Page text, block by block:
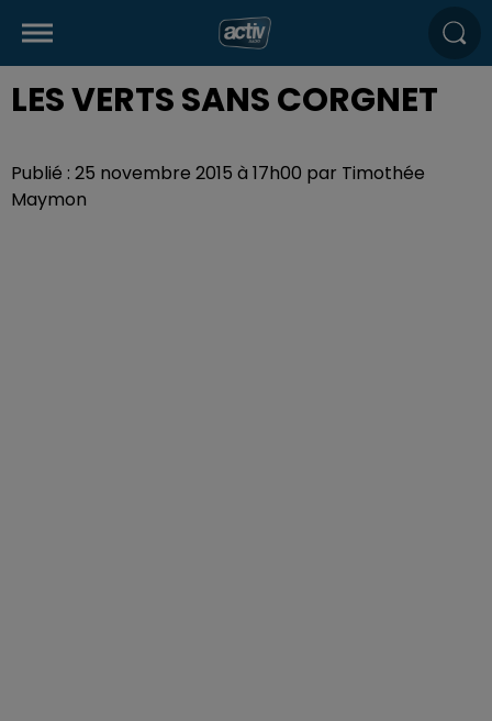
LES VERTS SANS CORGNET
Publié : 25 novembre 2015 à 17h00 par Timothée
Maymon